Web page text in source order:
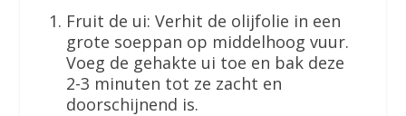
Fruit de ui: Verhit de olijfolie in een
grote soeppan op middelhoog vuur.
Voeg de gehakte ui toe en bak deze
2-3 minuten tot ze zacht en
doorschijnend is.